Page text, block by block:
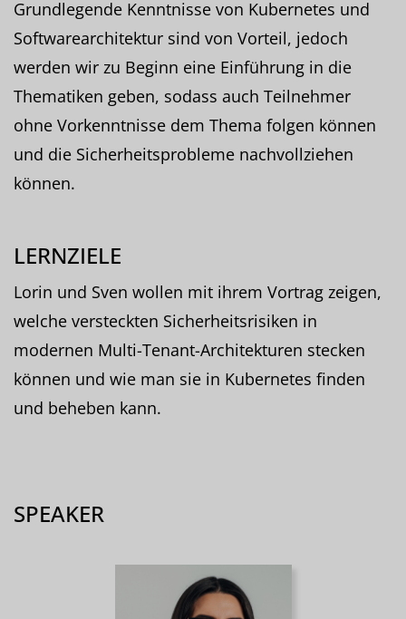
Grundlegende Kenntnisse von Kubernetes und
Softwarearchitektur sind von Vorteil, jedoch
werden wir zu Beginn eine Einführung in die
Thematiken geben, sodass auch Teilnehmer
ohne Vorkenntnisse dem Thema folgen können
und die Sicherheitsprobleme nachvollziehen
können.
LERNZIELE
Lorin und Sven wollen mit ihrem Vortrag zeigen,
welche versteckten Sicherheitsrisiken in
modernen Multi-Tenant-Architekturen stecken
können und wie man sie in Kubernetes finden
und beheben kann.
SPEAKER